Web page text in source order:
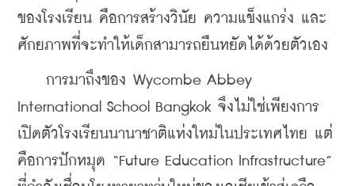
ของโรงเรียน คือการสร้างวินัย ความแข็งแกร่ง และ
ศักยภาพที่จะทำให้เด็กสามารถยืนหยัดได้ด้วยตัวเอง
การมาถึงของ Wycombe Abbey
International School Bangkok จึงไม่ใช่เพียงการ
เปิดตัวโรงเรียนนานาชาติแห่งใหม่ในประเทศไทย แต่
คือการปักหมุด “Future Education Infrastructure”